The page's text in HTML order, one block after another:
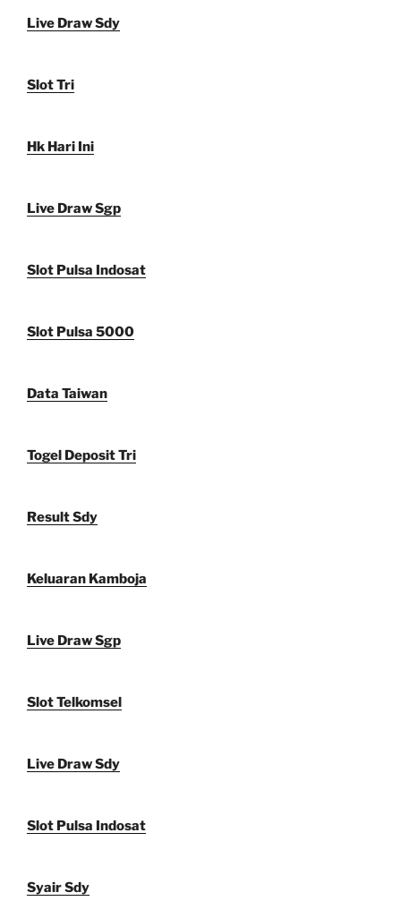
Live Draw Sdy
Slot Tri
Hk Hari Ini
Live Draw Sgp
Slot Pulsa Indosat
Slot Pulsa 5000
Data Taiwan
Togel Deposit Tri
Result Sdy
Keluaran Kamboja
Live Draw Sgp
Slot Telkomsel
Live Draw Sdy
Slot Pulsa Indosat
Syair Sdy